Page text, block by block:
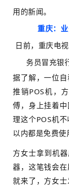
用的新闻。
重庆：
日前，重庆电
务员冒充银
据了解，一位
推销POS机，
傅，身上挂着
理这个POS机
以内都是免费使
方女士拿到机
器，这笔钱会
就来了，方女